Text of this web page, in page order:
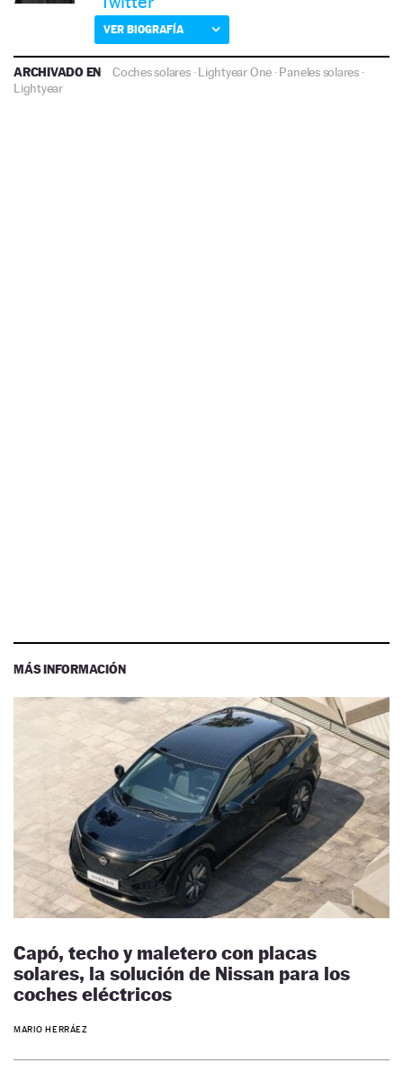
VER BIOGRAFÍA
ARCHIVADO EN Coches solares·Lightyear One ·Paneles solares ·
Lightyear
MÁS INFORMACIÓN
Capó, techo y maletero con placas
solares, la solución de Nissan para los
coches eléctricos
MARIO HERRÁEZ